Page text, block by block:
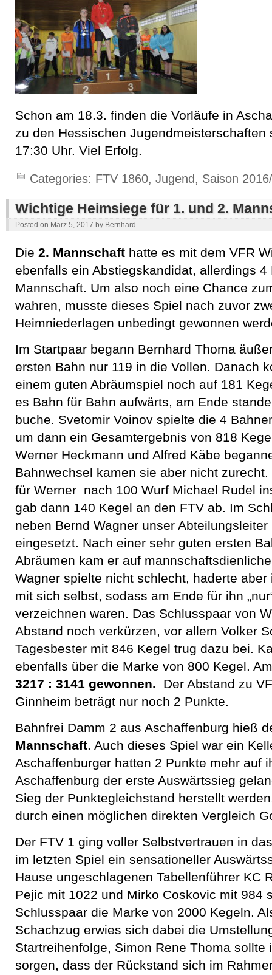
Schon am 18.3. finden die Vorläufe in
zu den Hessischen Jugendmeisterschaften
17:30 Uhr. Viel Erfolg.
Categories: FTV 1860, Jugend , Saison
Wichtige Heimsiege für 1. und 2.
Posted on März 5, 2017 by Bernhard
Die 2. Mannschaft hatte es mit dem VFR
ebenfalls ein Abstiegskandidat, allerdings 4
Mannschaft. Um also noch eine Chance
wahren, musste dieses Spiel nach zuvor
Heimniederlagen unbedingt gewonnen
Im Startpaar begann Bernhard Thoma
ersten Bahn nur 119 in die Vollen. Danach
einem guten Abräumspiel noch auf 181
es Bahn für Bahn aufwärts, am Ende
buche. Svetomir Voinov spielte die 4
um dann ein Gesamtergebnis von 818
Werner Heckmann und Alfred Käbe
Bahnwechsel kamen sie aber nicht
für Werner nach 100 Wurf Michael Rudel
gab dann 140 Kegel an den FTV ab. Im
neben Bernd Wagner unser Abteilungsleiter
eingesetzt. Nach einer sehr guten ersten
Abräumen kam er auf
Wagner spielte nicht schlecht, haderte
mit sich selbst, sodass am Ende für ihn
verzeichnen waren. Das Schlusspaar von
Abstand noch verkürzen, vor allem Volker
Tagesbester mit 846 Kegel trug dazu bei.
ebenfalls über die Marke von 800 Kegel.
3217 : 3141 gewonnen. Der Abstand zu
Ginnheim beträgt nur noch 2 Punkte.
Bahnfrei Damm 2 aus Aschaffenburg hieß
Mannschaft. Auch dieses Spiel war ein
Aschaffenburger hatten 2 Punkte mehr auf
Aschaffenburg der erste Auswärtssieg
Sieg der Punktegleichstand herstellt
durch einen möglichen direkten Vergleich
Der FTV 1 ging voller Selbstvertrauen in
im letzten Spiel ein sensationeller
Hause ungeschlagenen Tabellenführer KC
Pejic mit 1022 und Mirko Coskovic mit 984
Schlusspaar die Marke von 2000 Kegeln.
Schachzug erwies sich dabei die
Startreihenfolge, Simon Rene Thoma sollte
sorgen, dass der Rückstand sich im